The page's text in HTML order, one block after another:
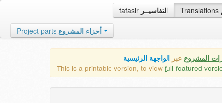
tafasir التفاسيــر Translations
Project parts أجزاء المشروع
المشروع عبر الواجهة الرئيسية
This is a printable version, to view full-featured